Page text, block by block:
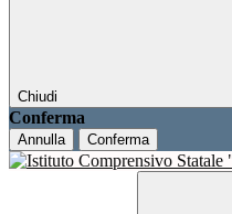
Chiudi
Conferma
Annulla Conferma